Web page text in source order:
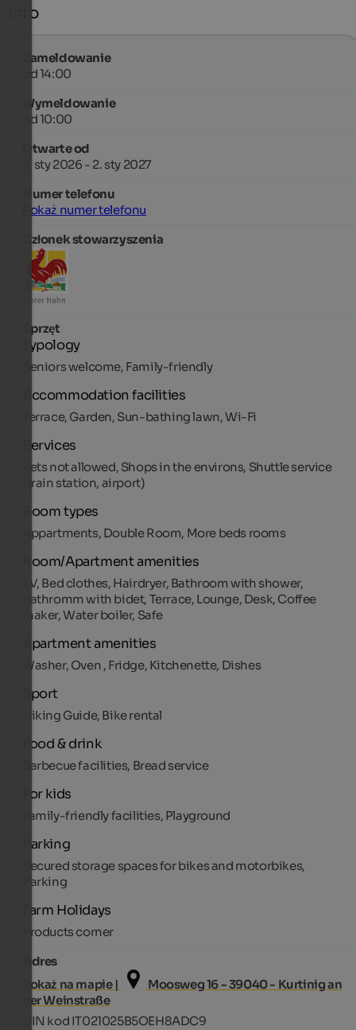
Info
Zameldowanie
od 14:00
Wymeldowanie
od 10:00
Otwarte od
3. sty 2026 - 2. sty 2027
Numer telefonu
Pokaż numer telefonu
Członek stowarzyszenia
Sprzęt
Typology
Seniors welcome, Family-friendly
Accommodation facilities
Terrace, Garden, Sun-bathing lawn, Wi-Fi
Services
Pets not allowed, Shops in the environs, Shuttle service
(train station, airport)
Room types
Appartments, Double Room, More beds rooms
Room/Apartment amenities
TV, Bed clothes, Hairdryer, Bathroom with shower,
Bathromm with bidet, Terrace, Lounge, Desk, Coffee
maker, Water boiler, Safe
Apartment amenities
Washer, Oven , Fridge, Kitchenette, Dishes
Sport
Hiking Guide, Bike rental
Food & drink
Barbecue facilities, Bread service
For kids
Family-friendly facilities, Playground
Parking
Secured storage spaces for bikes and motorbikes,
Parking
Farm Holidays
Products corner
Adres
Pokaż na mapie |
Moosweg 16 - 39040 - Kurtinig an
der Weinstraße
CIN kod IT021025B5OEH8ADC9